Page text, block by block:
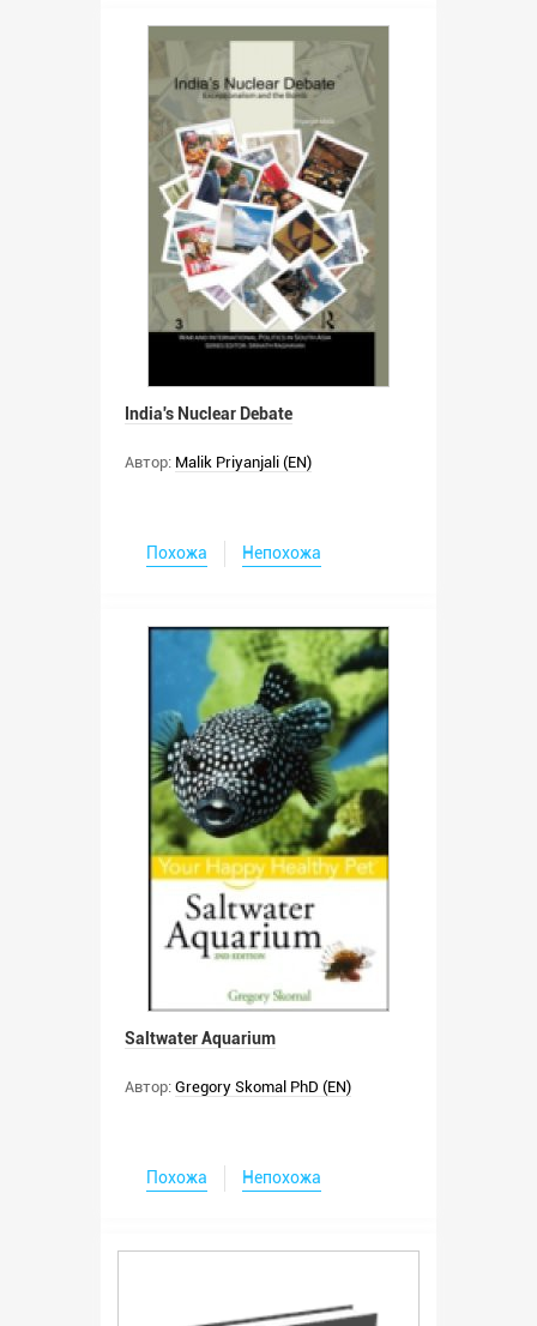
India's Nuclear Debate
Автор: Malik Priyanjali (EN)
Похожа Непохожа
Saltwater Aquarium
Автор: Gregory Skomal PhD (EN)
Похожа Непохожа